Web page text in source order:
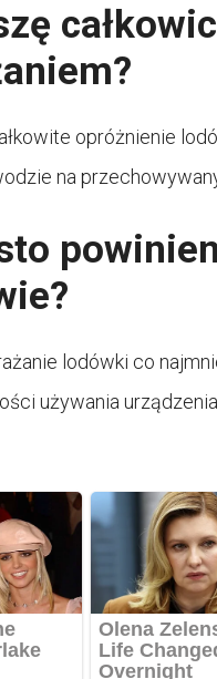
opróżnienie
na
lodówki co
używania urządzenia.